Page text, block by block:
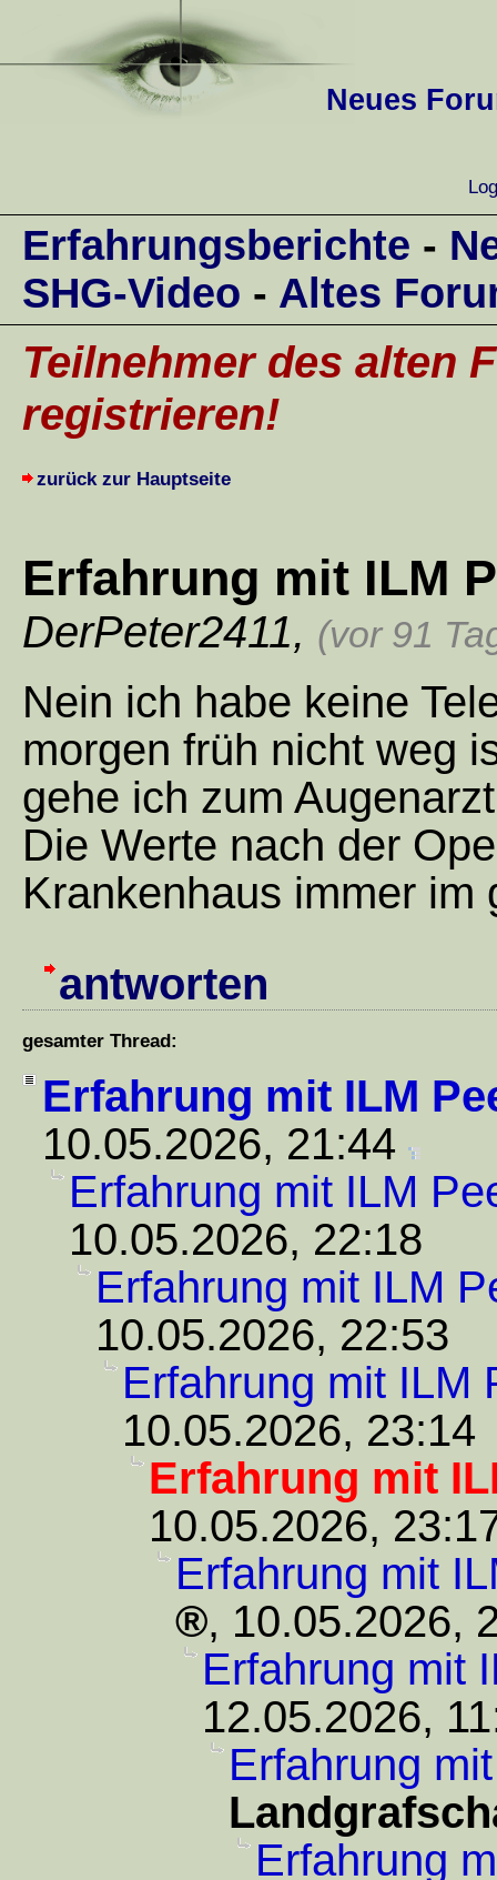
Neues
Erfahrungsberichte -
SHG-Video - Altes
Teilnehmer des alten
registrieren!
zurück zur Hauptseite
Erfahrung mit ILM
DerPeter2411, (vor 91
Nein ich habe keine
morgen früh nicht weg
gehe ich zum
Die Werte nach der
Krankenhaus immer im
antworten
gesamter Thread:
Erfahrung mit ILM
10.05.2026, 21:44
Erfahrung mit ILM
10.05.2026, 22:18
Erfahrung mit ILM
10.05.2026, 22:53
Erfahrung mit ILM
10.05.2026, 23:14
Erfahrung mit
10.05.2026,
Erfahrung mit
, 10.05.2026,
Erfahrung mit
12.05.2026,
Erfahrung
Erfahrung